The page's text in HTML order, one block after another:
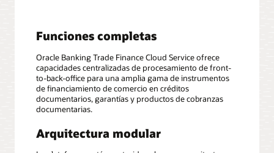
Funciones completas
Oracle Banking Trade Finance Cloud Service ofrece
capacidades centralizadas de procesamiento de front-
to-back-office para una amplia gama de instrumentos
de financiamiento de comercio en créditos
documentarios, garantías y productos de cobranzas
documentarias.
Arquitectura modular